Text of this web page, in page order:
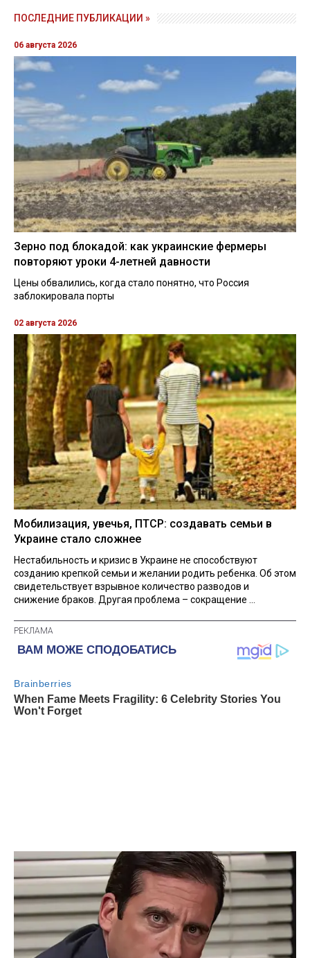
ПОСЛЕДНИЕ ПУБЛИКАЦИИ »
06 августа 2026
Зерно под блокадой: как украинские фермеры
повторяют уроки 4-летней давности
Цены обвалились, когда стало понятно, что Россия
заблокировала порты
02 августа 2026
Мобилизация, увечья, ПТСР: создавать семьи в
Украине стало сложнее
Нестабильность и кризис в Украине не способствуют
созданию крепкой семьи и желании родить ребенка. Об этом
свидетельствует взрывное количество разводов и
снижение браков. Другая проблема – сокращение ...